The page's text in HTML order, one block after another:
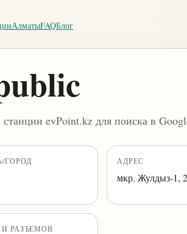
АлматыFAQБлог
evPoint.kz для поиска в
ГОРОД АДРЕС
мкр. Жулдыз-1,
РАЗЪЕМОВ